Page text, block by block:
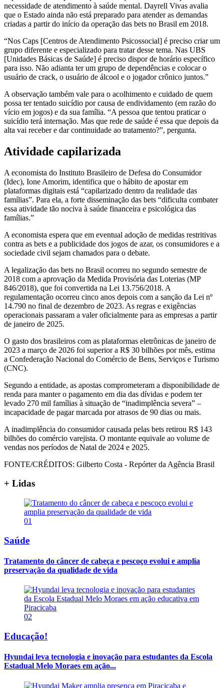
necessidade de atendimento à saúde mental. Dayrell Vivas avalia
que o Estado ainda não está preparado para atender as demandas
criadas a partir do início da operação das bets no Brasil em 2018.
“Nos Caps [Centros de Atendimento Psicossocial] é preciso criar um
grupo diferente e especializado para tratar desse tema. Nas UBS
[Unidades Básicas de Saúde] é preciso dispor de horário específico
para isso. Não adianta ter um grupo de dependências e colocar o
usuário de crack, o usuário de álcool e o jogador crônico juntos.”
A observação também vale para o acolhimento e cuidado de quem
possa ter tentado suicídio por causa de endividamento (em razão do
vício em jogos) e da sua família. “A pessoa que tentou praticar o
suicídio terá internação. Mas que rede de saúde é essa que depois da
alta vai receber e dar continuidade ao tratamento?”, pergunta.
Atividade capilarizada
A economista do Instituto Brasileiro de Defesa do Consumidor
(Idec), Ione Amorim, identifica que o hábito de apostar em
plataformas digitais está “capilarizado dentro da realidade das
famílias”. Para ela, a forte disseminação das bets “dificulta combater
essa atividade tão nociva à saúde financeira e psicológica das
famílias.”
A economista espera que em eventual adoção de medidas restritivas
contra as bets e a publicidade dos jogos de azar, os consumidores e a
sociedade civil sejam chamados para o debate.
A legalização das bets no Brasil ocorreu no segundo semestre de
2018 com a aprovação da Medida Provisória das Loterias (MP
846/2018), que foi convertida na Lei 13.756/2018. A
regulamentação ocorreu cinco anos depois com a sanção da Lei nº
14.790 no final de dezembro de 2023. As regras e exigências
operacionais passaram a valer oficialmente para as empresas a partir
de janeiro de 2025.
O gasto dos brasileiros com as plataformas eletrônicas de janeiro de
2023 a março de 2026 foi superior a R$ 30 bilhões por mês, estima
a Confederação Nacional do Comércio de Bens, Serviços e Turismo
(CNC).
Segundo a entidade, as apostas comprometeram a disponibilidade de
renda para manter o pagamento em dia das dívidas e podem ter
levado 270 mil famílias à situação de “inadimplência severa” –
incapacidade de pagar marcada por atrasos de 90 dias ou mais.
A inadimplência do consumidor causada pelas bets retirou R$ 143
bilhões do comércio varejista. O montante equivale ao volume de
vendas nos períodos de Natal de 2024 e 2025.
FONTE/CRÉDITOS: Gilberto Costa - Repórter da Agência Brasil
+ Lidas
01
Saúde
Tratamento do câncer de cabeça e pescoço evolui e amplia
preservação da qualidade de vida
02
Educação!
Hyundai leva tecnologia e inovação para estudantes da Escola
Estadual Melo Moraes em ação...